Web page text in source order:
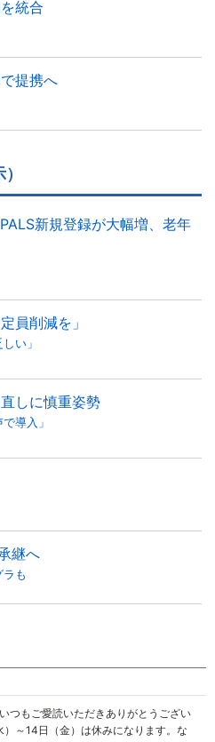
統合
提携へ
新規登録が大幅増、老年
員削減を」
い」
しに慎重姿勢
導入」
継へ
も
つもご愛読いただきありがとうござい
～14日（金）は休みになります。な